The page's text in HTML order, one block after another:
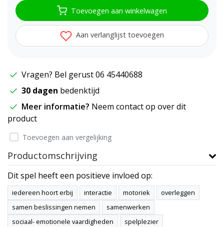
Toevoegen aan winkelwagen
Aan verlanglijst toevoegen
Vragen? Bel gerust 06 45440688
30 dagen bedenktijd
Meer informatie? Neem contact op over dit
product
Toevoegen aan vergelijking
Productomschrijving
Dit spel heeft een positieve invloed op:
iedereen hoort erbij interactie motoriek
overleggen
samen beslissingen nemen
samenwerken
sociaal- emotionele vaardigheden
spelplezier